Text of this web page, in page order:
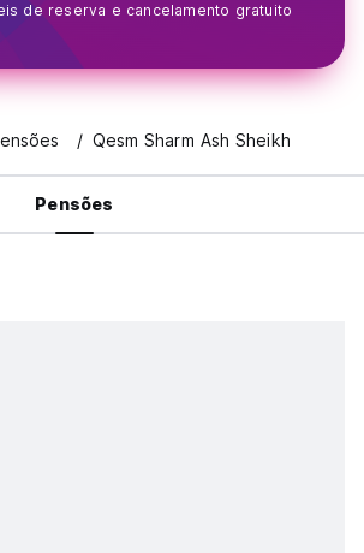
de reserva e cancelamento gratuito
Qesm Sharm Ash Sheikh
Pensões